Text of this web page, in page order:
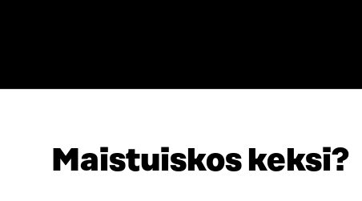
Maistuiskos keksi?
TELEPHONE